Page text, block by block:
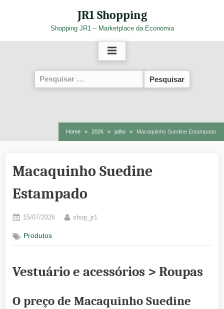
JR1 Shopping
Shopping JR1 – Marketplace da Economia
Pesquisar
por:
Home 2026 julho Macaquinho Suedine Estampado
Macaquinho Suedine
Estampado
Posted
15/07/2026 By
shop_jr1
Produtos
Vestuário e acessórios > Roupas
O preço de Macaquinho Suedine